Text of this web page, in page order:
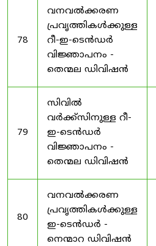
78
വനവൽക്കരണ
പ്രവൃത്തികൾക്കുള്ള
റീ-ഇ-ടെൻഡർ
വിജ്ഞാപനം -
തെന്മല ഡിവിഷൻ
79
സിവിൽ
വർക്ക്സിനുള്ള റീ-
ഇ-ടെൻഡർ
വിജ്ഞാപനം -
തെന്മല ഡിവിഷൻ
80
വനവൽക്കരണ
പ്രവൃത്തികൾക്കുള്ള
ഇ-ടെൻഡർ -
നെന്മാറ ഡിവിഷൻ